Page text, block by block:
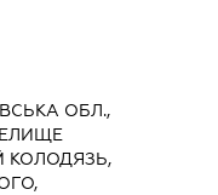
ОБЛ.,
КОЛОДЯЗЬ,